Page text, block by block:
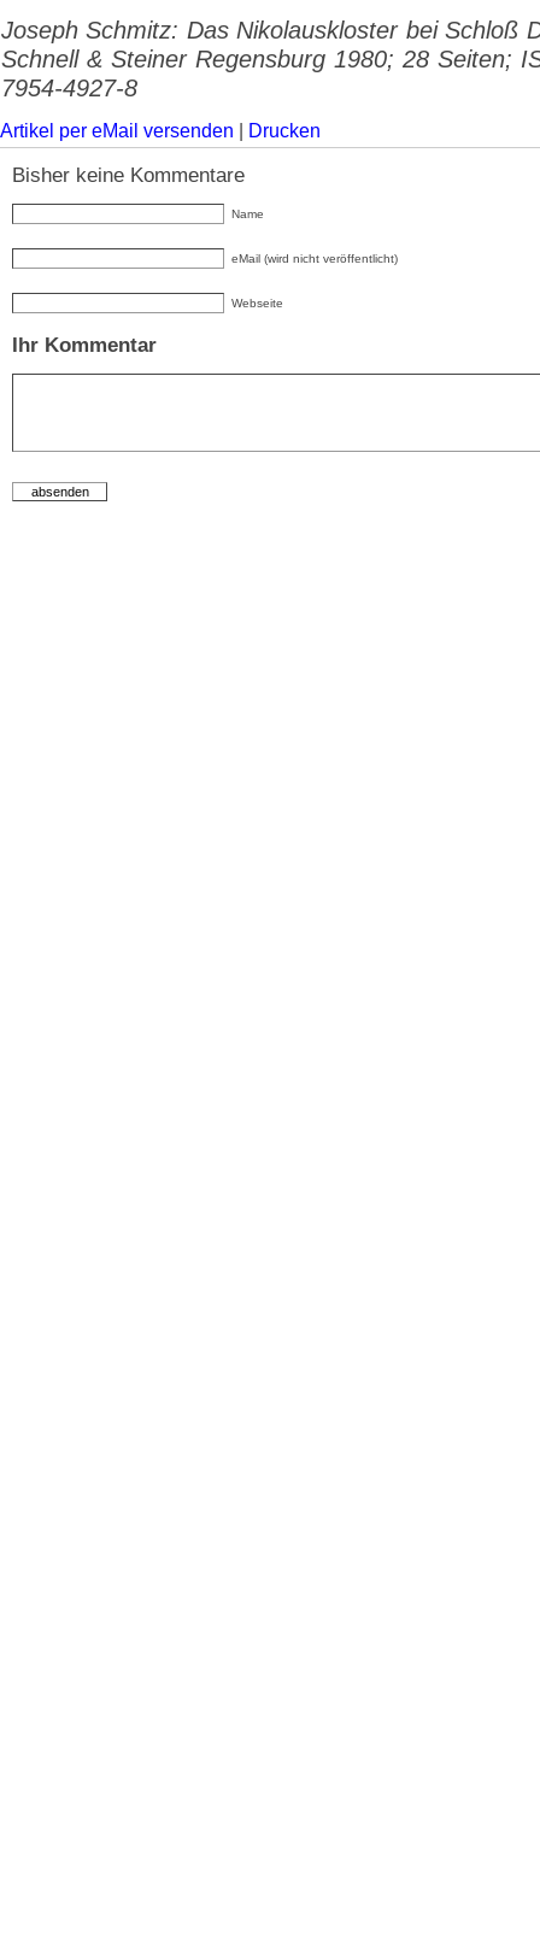
Joseph Schmitz: Das Nikolauskloster bei Schloß
Schnell & Steiner Regensburg 1980; 28 Seiten;
7954-4927-8
Artikel per eMail versenden Drucken
Bisher keine Kommentare
Name
eMail (wird nicht veröffentlicht)
Webseite
Ihr Kommentar